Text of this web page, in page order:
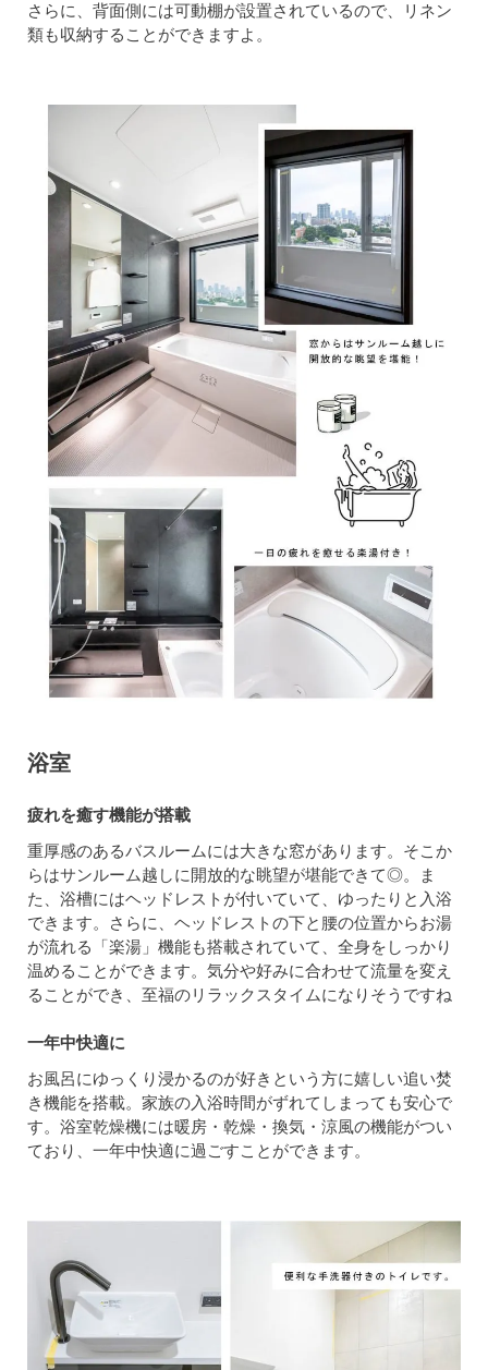
さらに、背面側には可動棚が設置されているので、リネン
類も収納することができますよ。
浴室
疲れを癒す機能が搭載
重厚感のあるバスルームには大きな窓があります。そこか
らはサンルーム越しに開放的な眺望が堪能できて◎。ま
た、浴槽にはヘッドレストが付いていて、ゆったりと入浴
できます。さらに、ヘッドレストの下と腰の位置からお湯
が流れる「楽湯」機能も搭載されていて、全身をしっかり
温めることができます。気分や好みに合わせて流量を変え
ることができ、至福のリラックスタイムになりそうですね
一年中快適に
お風呂にゆっくり浸かるのが好きという方に嬉しい追い焚
き機能を搭載。家族の入浴時間がずれてしまっても安心で
す。浴室乾燥機には暖房・乾燥・換気・涼風の機能がつい
ており、一年中快適に過ごすことができます。